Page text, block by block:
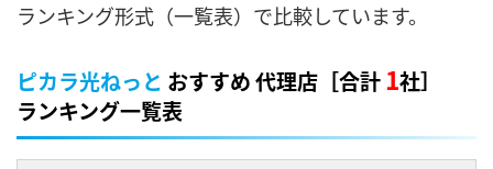
ランキング形式（一覧表）で比較しています。
ピカラ光ねっと おすすめ 代理店［合計1社］
ランキング一覧表